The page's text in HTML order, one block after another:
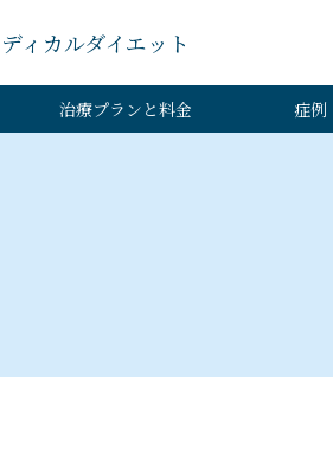
ィカルダイエット
治療プランと料金 症例